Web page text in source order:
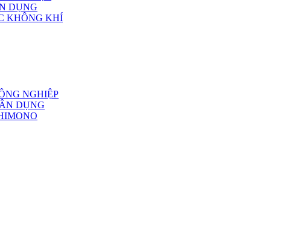
DỤNG
KHÔNG KHÍ
NGHIỆP
DỤNG